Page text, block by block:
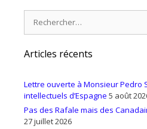
Articles récents
Lettre ouverte à Monsieur Pedro
intellectuels d’Espagne 5 août
Pas des Rafale mais des
27 juillet 2026